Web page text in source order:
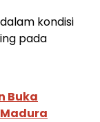
kondisi
pada
Buka